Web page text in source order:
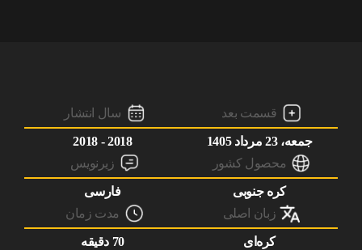
قسمت بعد
جمعه، 23 مرداد 1405
سال انتشار
2018 - 2018
محصول کشور
کره جنوبی
زیرنویس
فارسی
زبان اصلی
کره‌ای
مدت زمان
70 دقیقه